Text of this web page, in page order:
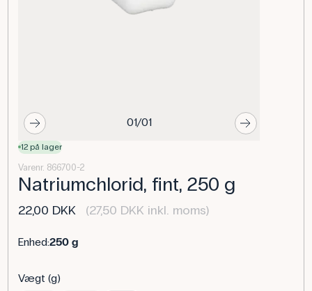
01/01
12 på lager
Varenr. 866700-2
Natriumchlorid, fint, 250 g
22,00 DKK (27,50 DKK inkl. moms)
Enhed:250 g
Vægt (g)